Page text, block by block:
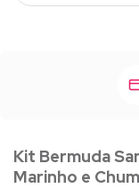
Kit Bermuda
Marinho e